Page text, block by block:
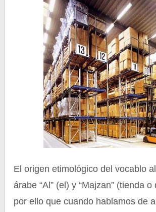
El origen etimológico del vocablo
árabe “Al” (el) y “Majzan” (tienda
por ello que cuando hablamos de